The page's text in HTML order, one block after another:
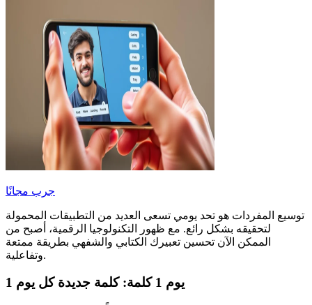
جرب مجانًا
توسيع المفردات هو تحد يومي تسعى العديد من التطبيقات المحمولة
لتحقيقه بشكل رائع. مع ظهور التكنولوجيا الرقمية، أصبح من
الممكن الآن تحسين تعبيرك الكتابي والشفهي بطريقة ممتعة
وتفاعلية.
1 يوم 1 كلمة: كلمة جديدة كل يوم